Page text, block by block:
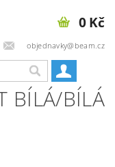
objednavky@beam.cz
0 Kč
BÍLÁ/BÍLÁ